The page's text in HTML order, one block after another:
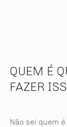
QUEM É
FAZER
Não sei quem